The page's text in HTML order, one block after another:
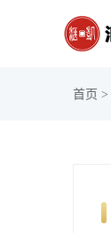
首页 >